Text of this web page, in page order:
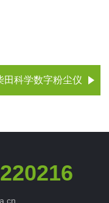
田科学数字粉尘仪